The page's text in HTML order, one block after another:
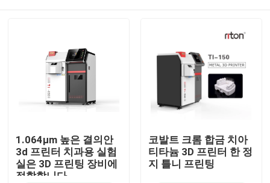
1.064μm 높은 결의안
3d 프린터 치과용 실험
실은 3D 프린팅 장비에
적합합니다
코발트 크롬 합금 치아
티타늄 3D 프린터 한 정
지 틀니 프린팅